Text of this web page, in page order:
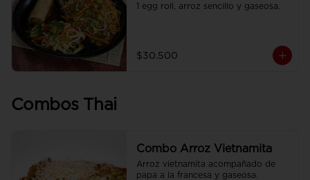
1 egg roll, arroz sencillo y gaseosa.
$30.500
Combos Thai
Combo Arroz Vietnamita
Arroz vietnamita acompañado de
papa a la francesa y gaseosa.